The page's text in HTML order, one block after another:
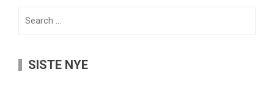
SISTE NYE